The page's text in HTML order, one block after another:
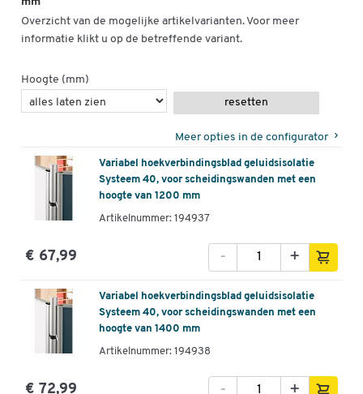
Overzicht van de mogelijke artikelvarianten. Voor meer
informatie klikt u op de betreffende variant.
Hoogte (mm)
resetten
Meer opties in de configurator
Variabel hoekverbindingsblad geluidsisolatie
Systeem 40, voor scheidingswanden met een
hoogte van 1200 mm
Artikelnummer: 194937
€ 67,99 +
-
Variabel hoekverbindingsblad geluidsisolatie
Systeem 40, voor scheidingswanden met een
hoogte van 1400 mm
Artikelnummer: 194938
€ 72,99 +
-